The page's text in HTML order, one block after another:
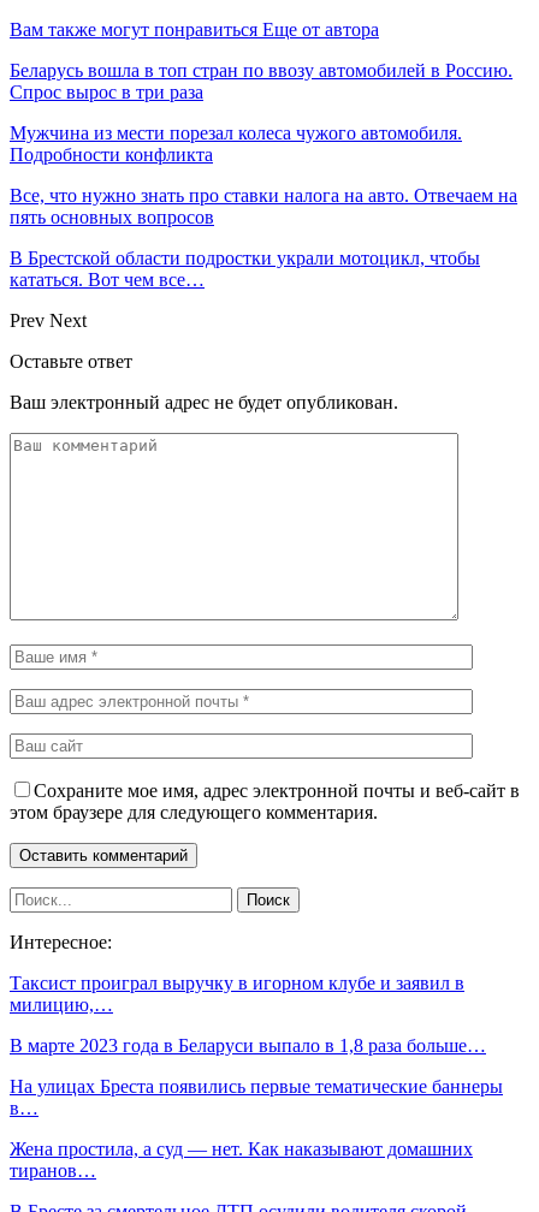
Вам также могут понравиться Еще от автора
Беларусь вошла в топ стран по ввозу автомобилей в Россию.
Спрос вырос в три раза
Мужчина из мести порезал колеса чужого автомобиля.
Подробности конфликта
Все, что нужно знать про ставки налога на авто. Отвечаем на
пять основных вопросов
В Брестской области подростки украли мотоцикл, чтобы
кататься. Вот чем все…
Prev Next
Оставьте ответ
Ваш электронный адрес не будет опубликован.
Сохраните мое имя, адрес электронной почты и веб-сайт в
этом браузере для следующего комментария.
Интересное:
Таксист проиграл выручку в игорном клубе и заявил в
милицию,…
В марте 2023 года в Беларуси выпало в 1,8 раза больше…
На улицах Бреста появились первые тематические баннеры
в…
Жена простила, а суд — нет. Как наказывают домашних
тиранов…